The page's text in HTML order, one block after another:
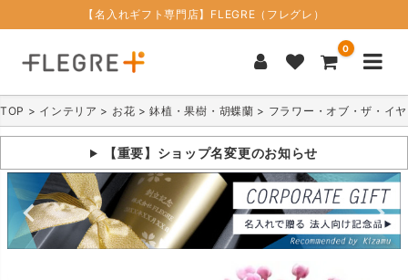
【名入れギフト専門店】FLEGRE（フレグレ）
0
TOP インテリア お花 鉢植・果樹・胡蝶蘭 フラワー・オブ・ザ・イ
【重要】ショップ名変更のお知らせ